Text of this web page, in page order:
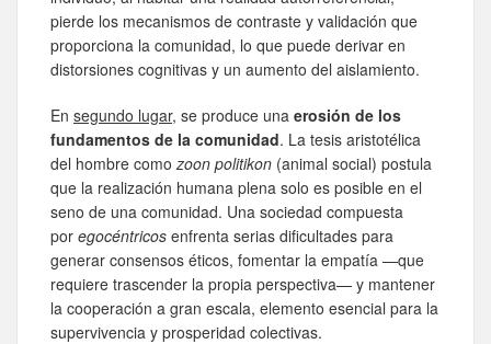
pierde los mecanismos de contraste y validación que
proporciona la comunidad, lo que puede derivar en
distorsiones cognitivas y un aumento del aislamiento.
En segundo lugar, se produce una erosión de los
fundamentos de la comunidad. La tesis aristotélica
del hombre como zoon politikon (animal social) postula
que la realización humana plena solo es posible en el
seno de una comunidad. Una sociedad compuesta
por egocéntricos enfrenta serias dificultades para
generar consensos éticos, fomentar la empatía —que
requiere trascender la propia perspectiva— y mantener
la cooperación a gran escala, elemento esencial para la
supervivencia y prosperidad colectivas.